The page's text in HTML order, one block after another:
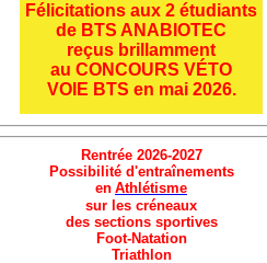
Félicitations aux 2 étudiants
de BTS ANABIOTEC
reçus brillamment
au CONCOURS VÉTO
VOIE BTS en mai 2026.
Rentrée 2026-2027
Possibilité d'entraînements
en Athlétisme
sur les créneaux
des sections sportives
Foot-Natation
Triathlon